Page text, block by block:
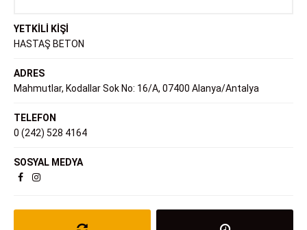
YETKİLİ KİŞİ
HASTAŞ BETON
ADRES
Mahmutlar, Kodallar Sok No: 16/A, 07400 Alanya/Antalya
TELEFON
0 (242) 528 4164
SOSYAL MEDYA